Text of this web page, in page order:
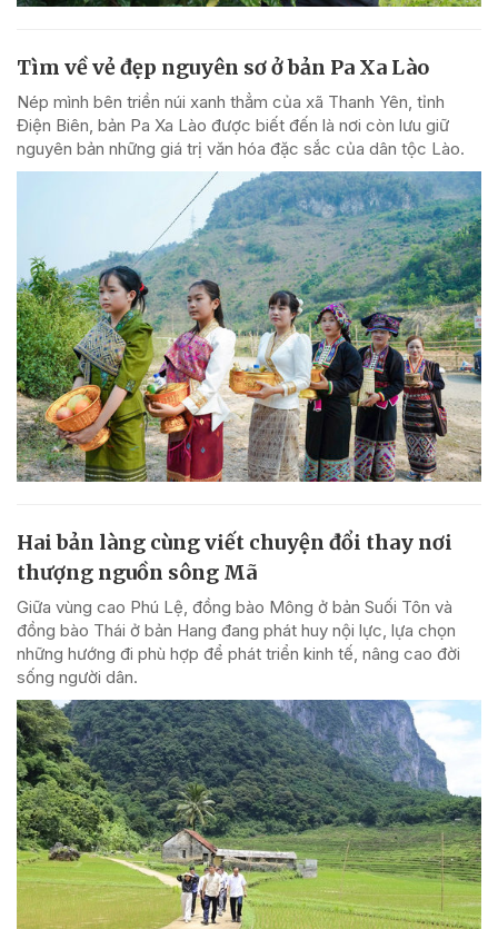
Tìm về vẻ đẹp nguyên sơ ở bản Pa Xa Lào
Nép mình bên triền núi xanh thẳm của xã Thanh Yên, tỉnh
Điện Biên, bản Pa Xa Lào được biết đến là nơi còn lưu giữ
nguyên bản những giá trị văn hóa đặc sắc của dân tộc Lào.
Hai bản làng cùng viết chuyện đổi thay nơi
thượng nguồn sông Mã
Giữa vùng cao Phú Lệ, đồng bào Mông ở bản Suối Tôn và
đồng bào Thái ở bản Hang đang phát huy nội lực, lựa chọn
những hướng đi phù hợp để phát triển kinh tế, nâng cao đời
sống người dân.